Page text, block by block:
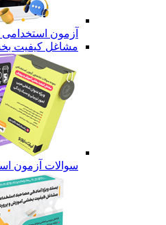
آزمون استخدامی
مشاغل کیفیت
سوالات آزمون